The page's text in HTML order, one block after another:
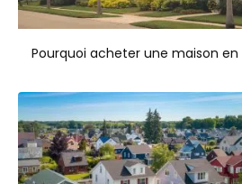
Pourquoi acheter une maison en